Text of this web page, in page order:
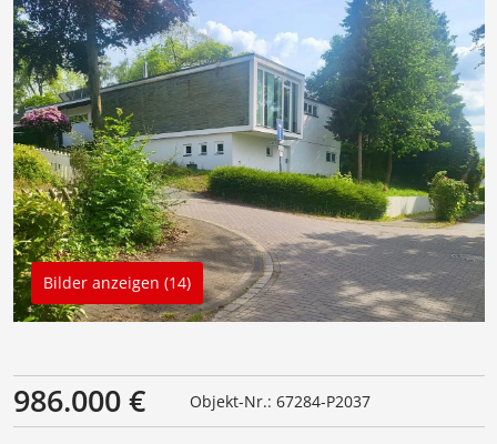
Bilder anzeigen (14)
986.000 € Objekt-Nr.: 67284-P2037